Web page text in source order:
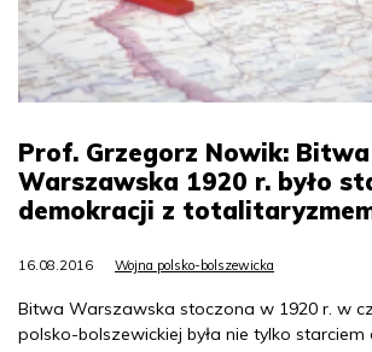
Prof. Grzegorz Nowik: Bitwa
Warszawska 1920 r. było
demokracji z
16.08.2016 Wojna polsko-bolszewicka
Bitwa Warszawska stoczona w 1920 r. w
polsko-bolszewickiej była nie tylko